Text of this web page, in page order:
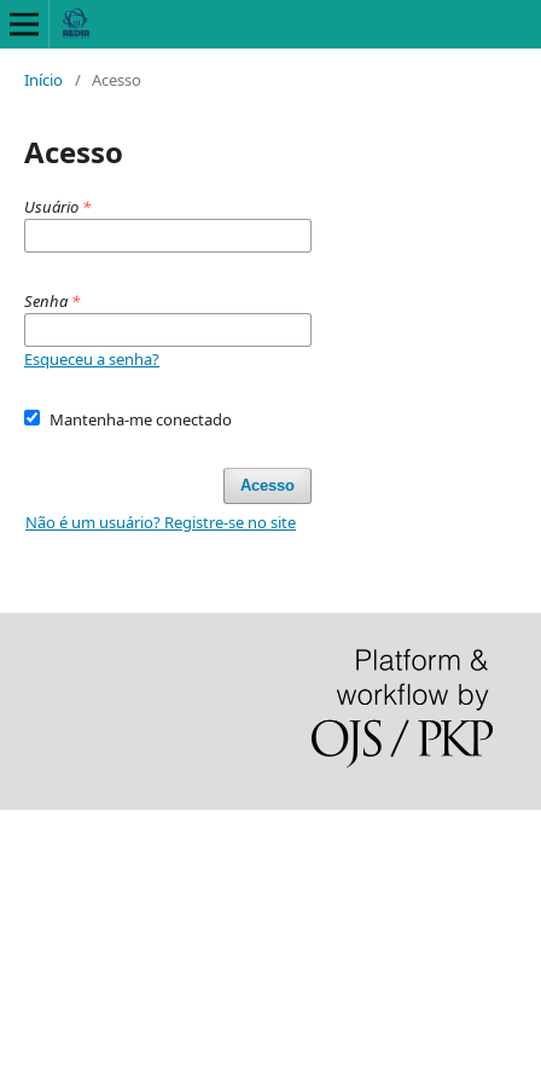
Início / Acesso
Acesso
Usuário *
Senha *
Esqueceu a senha?
Mantenha-me conectado
Acesso
Não é um usuário? Registre-se no site